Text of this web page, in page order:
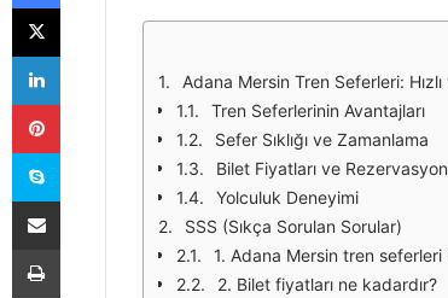
Adana Mersin Tren Seferleri:
Tren Seferlerinin Avantajları
Sefer Sıklığı ve Zamanlama
Bilet Fiyatları ve Rezervasyon
Yolculuk Deneyimi
SSS (Sıkça Sorulan Sorular)
1. Adana Mersin tren seferleri
2. Bilet fiyatları ne kadardır?
X
LinkedIn
Pinterest
Skype
E-Posta ile paylaş